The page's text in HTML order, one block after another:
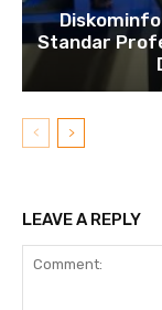
Standar
LEAVE A REPLY